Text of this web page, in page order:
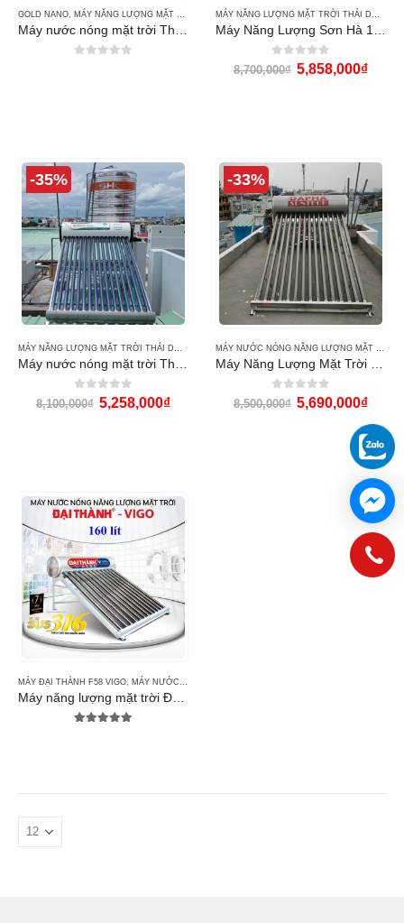
GOLD NANO, MÁY NĂNG LƯỢNG MẶT TRỜI THÁI DƯƠNG NĂNG
Máy nước nóng mặt trời Thái Dương Năng 160L Gold Nano
MÁY NĂNG LƯỢNG MẶT TRỜI THÁI DƯƠNG NĂNG
Máy Năng Lượng Sơn Hà 160L Gold
0out of 5
8,700,000₫ 5,858,000₫
-35%
MÁY NĂNG LƯỢNG MẶT TRỜI THÁI DƯƠNG NĂNG , MÁY NƯỚC NÓNG THÁI DƯƠNG NĂNG
Máy nước nóng mặt trời Thái Dương Năng 160L Eco
0out of 5
8,100,000₫ 5,258,000₫
-33%
MÁY NƯỚC NÓNG NĂNG LƯỢNG MẶT TRỜI DAPHA
Máy Năng Lượng Mặt Trời Dapha 160 lít
0out of 5
8,500,000₫ 5,690,000₫
MÁY ĐẠI THÀNH F58 VIGO, MÁY NƯỚC NÓNG NĂNG LƯỢNG MẶT TRỜI ĐẠI THÀNH